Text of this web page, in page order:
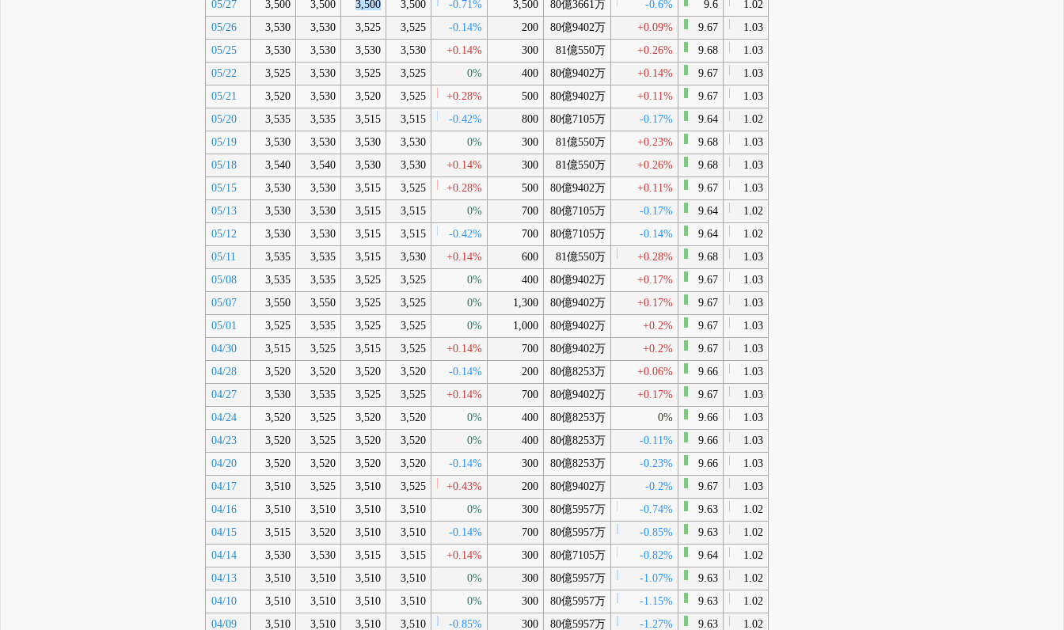
05/27
3,500 3,500 3,500 3,500 -0.71% 3,500 80億3661万 -0.6% 9.6
1.02
05/26
3,530 3,530 3,525 3,525 -0.14% 200 80億9402万 +0.09% 9.67
1.03
05/25
3,530 3,530 3,530 3,530 +0.14% 300 81億550万 +0.26% 9.68
1.03
05/22
3,525 3,530 3,525 3,525 0% 400 80億9402万 +0.14% 9.67
1.03
05/21
3,520 3,530 3,520 3,525 +0.28% 500 80億9402万 +0.11% 9.67
1.03
05/20
3,535 3,535 3,515 3,515 -0.42% 800 80億7105万 -0.17% 9.64
1.02
05/19
3,530 3,530 3,530 3,530 0% 300 81億550万 +0.23% 9.68
1.03
05/18
3,540 3,540 3,530 3,530 +0.14% 300 81億550万 +0.26% 9.68
1.03
05/15
3,530 3,530 3,515 3,525 +0.28% 500 80億9402万 +0.11% 9.67
1.03
05/13
3,530 3,530 3,515 3,515 0% 700 80億7105万 -0.17% 9.64
1.02
05/12
3,530 3,530 3,515 3,515 -0.42% 700 80億7105万 -0.14% 9.64
1.02
05/11
3,535 3,535 3,515 3,530 +0.14% 600 81億550万 +0.28% 9.68
1.03
05/08
3,535 3,535 3,525 3,525 0% 400 80億9402万 +0.17% 9.67
1.03
05/07
3,550 3,550 3,525 3,525 0% 1,300 80億9402万 +0.17% 9.67
1.03
05/01
3,525 3,535 3,525 3,525 0% 1,000 80億9402万 +0.2% 9.67
1.03
04/30
3,515 3,525 3,515 3,525 +0.14% 700 80億9402万 +0.2% 9.67
1.03
04/28
3,520 3,520 3,520 3,520 -0.14% 200 80億8253万 +0.06% 9.66
1.03
04/27
3,530 3,535 3,525 3,525 +0.14% 700 80億9402万 +0.17% 9.67
1.03
04/24
3,520 3,525 3,520 3,520 0% 400 80億8253万 0% 9.66
1.03
04/23
3,520 3,525 3,520 3,520 0% 400 80億8253万 -0.11% 9.66
1.03
04/20
3,520 3,520 3,520 3,520 -0.14% 300 80億8253万 -0.23% 9.66
1.03
04/17
3,510 3,525 3,510 3,525 +0.43% 200 80億9402万 -0.2% 9.67
1.03
04/16
3,510 3,510 3,510 3,510 0% 300 80億5957万 -0.74% 9.63
1.02
04/15
3,515 3,520 3,510 3,510 -0.14% 700 80億5957万 -0.85% 9.63
1.02
04/14
3,530 3,530 3,515 3,515 +0.14% 300 80億7105万 -0.82% 9.64
1.02
04/13
3,510 3,510 3,510 3,510 0% 300 80億5957万 -1.07% 9.63
1.02
04/10
3,510 3,510 3,510 3,510 0% 300 80億5957万 -1.15% 9.63
1.02
04/09
3,510 3,510 3,510 3,510 -0.85% 300 80億5957万 -1.27% 9.63 1.02